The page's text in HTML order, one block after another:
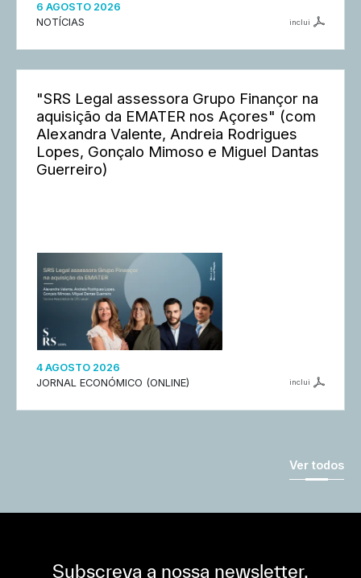
6 AGOSTO 2026
NOTÍCIAS
inclui
"SRS Legal assessora Grupo Finançor na
aquisição da EMATER nos Açores" (com
Alexandra Valente, Andreia Rodrigues
Lopes, Gonçalo Mimoso e Miguel Dantas
Guerreiro)
4 AGOSTO 2026
JORNAL ECONÓMICO (ONLINE)
inclui
Ver todos
Subscreva a nossa newsletter,